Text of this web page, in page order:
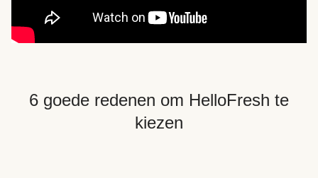
6 goede redenen om HelloFresh te
kiezen